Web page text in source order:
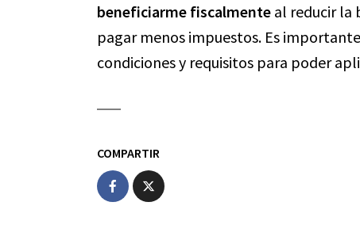
beneficiarme fiscalmente al reducir la
pagar menos impuestos. Es
condiciones y requisitos para poder
COMPARTIR